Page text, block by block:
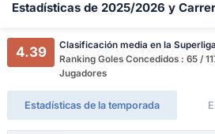
Estadísticas de 2025/2026 y
4.39
Clasificación media en la Superliga
Ranking Goles Concedidos : 65 /
Jugadores
Estadísticas de la temporada